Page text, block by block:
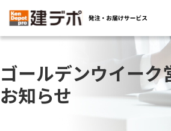
ゴールデンウイーク
お知らせ